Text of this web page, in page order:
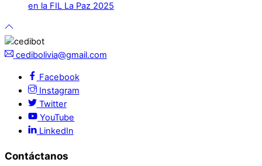
en la FIL La Paz 2025
cedibolivia@gmail.com
Facebook
Instagram
Twitter
YouTube
LinkedIn
Contáctanos